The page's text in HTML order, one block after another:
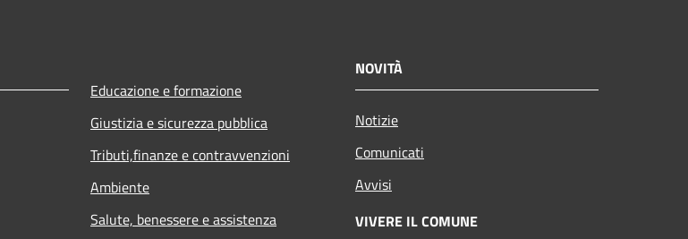
Educazione e formazione
Giustizia e sicurezza pubblica
Tributi,finanze e contravvenzioni
Ambiente
Salute, benessere e assistenza
NOVITÀ
Notizie
Comunicati
Avvisi
VIVERE IL COMUNE